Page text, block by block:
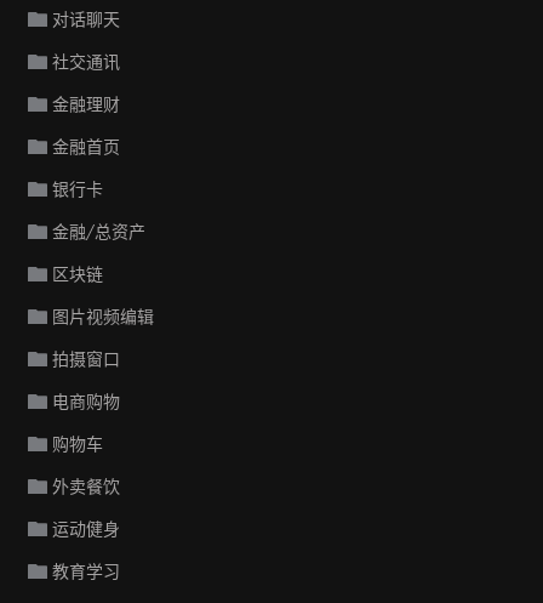
对话聊天
社交通讯
金融理财
金融首页
银行卡
金融/总资产
区块链
图片视频编辑
拍摄窗口
电商购物
购物车
外卖餐饮
运动健身
教育学习